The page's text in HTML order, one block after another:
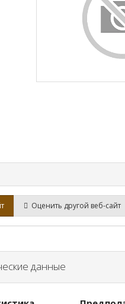
Оценить другой веб-сайт
данные